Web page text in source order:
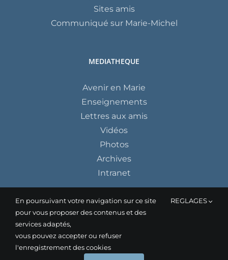
Sites amis
Communiqué sur Marie-Michel
MEDIATHEQUE
Avenir en Marie
Enseignements
Lettres aux amis
Vidéos
Photos
Archives
Intranet
En poursuivant votre navigation sur ce site
pour vous proposer des contenus et des
services adaptés,
vous pouvez accepter ou refuser
l'enregistrement des cookies
REGLAGES